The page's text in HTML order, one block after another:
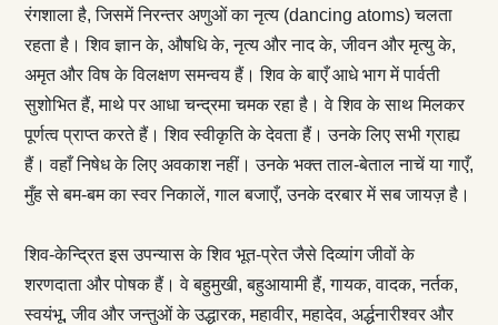
रंगशाला है, जिसमें निरन्तर अणुओं का नृत्य (dancing atoms) चलता
रहता है। शिव ज्ञान के, औषधि के, नृत्य और नाद के, जीवन और मृत्यु के,
अमृत और विष के विलक्षण समन्वय हैं। शिव के बाएँ आधे भाग में पार्वती
सुशोभित हैं, माथे पर आधा चन्द्रमा चमक रहा है। वे शिव के साथ मिलकर
पूर्णत्व प्राप्त करते हैं। शिव स्वीकृति के देवता हैं। उनके लिए सभी ग्राह्य
हैं। वहाँ निषेध के लिए अवकाश नहीं। उनके भक्त ताल-बेताल नाचें या गाएँ,
मुँह से बम-बम का स्वर निकालें, गाल बजाएँ, उनके दरबार में सब जायज़ है।
शिव-केन्द्रित इस उपन्यास के शिव भूत-प्रेत जैसे दिव्यांग जीवों के
शरणदाता और पोषक हैं। वे बहुमुखी, बहुआयामी हैं, गायक, वादक, नर्तक,
स्वयंभू, जीव और जन्तुओं के उद्धारक, महावीर, महादेव, अर्द्धनारीश्वर और